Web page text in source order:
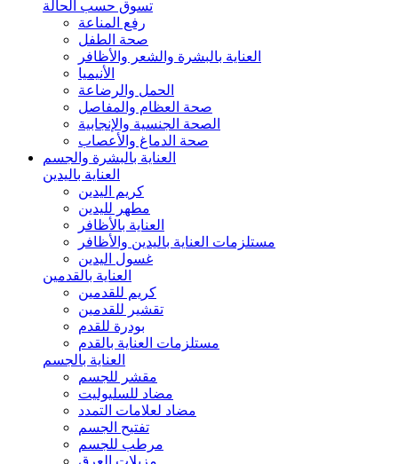
تسوق حسب الحالة
رفع المناعة
صحة الطفل
العناية بالبشرة والشعر والأظافر
الأنيميا
الحمل والرضاعة
صحة العظام والمفاصل
الصحة الجنسية والإنجابية
صحة الدماغ والأعصاب
العناية بالبشرة والجسم
العناية باليدين
كريم اليدين
مطهر لليدين
العناية بالأظافر
مستلزمات العناية باليدين والأظافر
غسول اليدين
العناية بالقدمين
كريم للقدمين
تقشير للقدمين
بودرة للقدم
مستلزمات العناية بالقدم
العناية بالجسم
مقشر للجسم
مضاد للسليوليت
مضاد لعلامات التمدد
تفتيح الجسم
مرطب للجسم
مزيلات العرق